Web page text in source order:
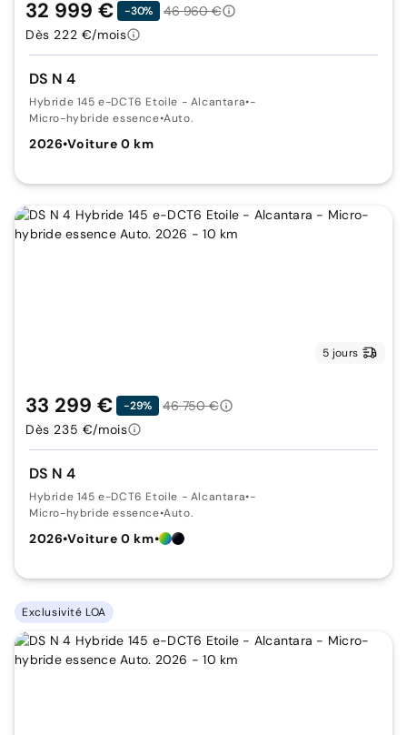
DS N 4
Hybride 145 e-DCT6 Etoile - Alcantara•-
Micro-hybride essence•Auto.
2026•Voiture 0 km
32 999 € -30%
46 960 €
Dès 222 €/mois
5 jours
DS N 4
Hybride 145 e-DCT6 Etoile - Alcantara•-
Micro-hybride essence•Auto.
2026•Voiture 0 km•
33 299 € -29%
46 750 €
Dès 235 €/mois
Exclusivité LOA